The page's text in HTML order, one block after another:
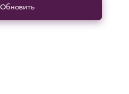
Обновить